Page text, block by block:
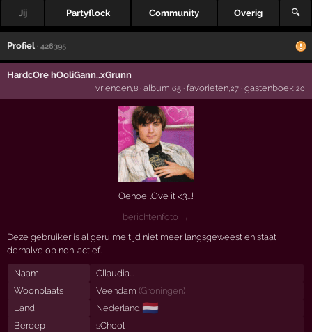
Jij Partyflock Community Overig 🔍
Profiel · 426395
HardcOre hOoliGann..xGrunn
vrienden,8· album ,65· favorieten,27· gastenboek,20
Oehoe lOve it <3...!
berichtenfoto →
Deze gebruiker is al geruime tijd niet meer langsgeweest en staat
derhalve op non-actief.
Naam
Cllaudia...
Woonplaats
Veendam (Groningen)
Land
Nederland 🇳🇱
Beroep
sChool